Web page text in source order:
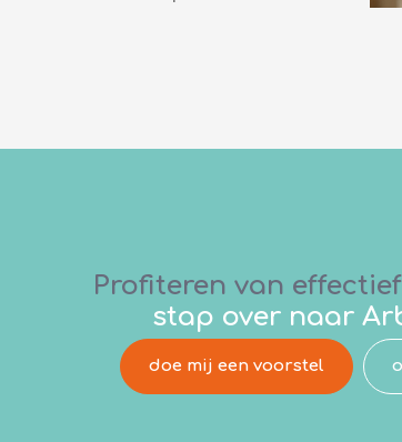
Profiteren van
stap over naar
doe mij een voorstel